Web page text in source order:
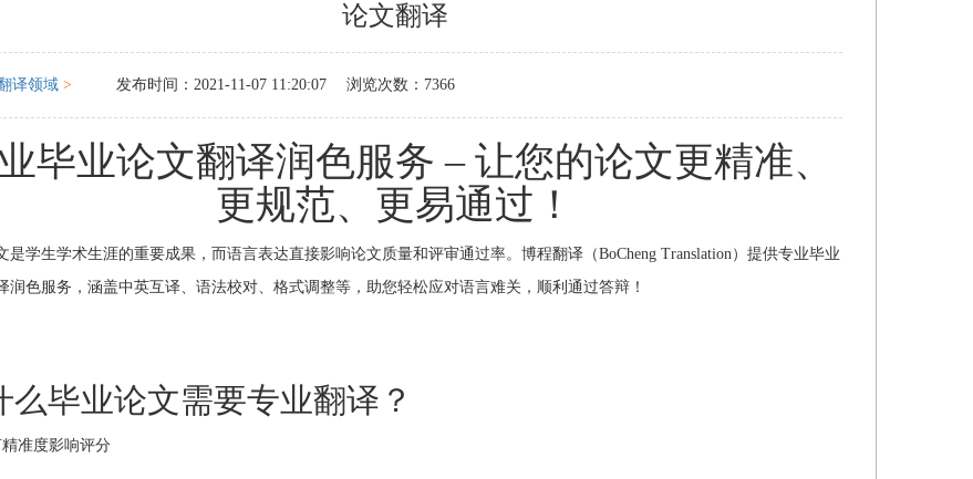
论文翻译
译领域 > 发布时间：2021-11-07 11:20:07 浏览次数：7366
毕业论文翻译润色服务 – 让您的论文更精准、
更规范、更易通过！
是学生学术生涯的重要成果，而语言表达直接影响论文质量和评审通过率。博程翻译（BoCheng Translation）提供专业毕业
润色服务，涵盖中英互译、语法校对、格式调整等，助您轻松应对语言难关，顺利通过答辩！
么毕业论文需要专业翻译？
准度影响评分